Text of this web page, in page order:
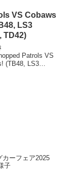
話題らしいぞ、見
VS Cobaws
LS3
TD42)
Patrols VS
(TB48, LS3
ーフェア2025
子